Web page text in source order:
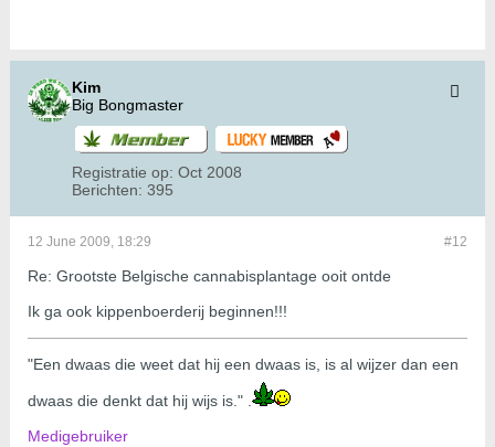
Kim
Big Bongmaster
Registratie op: Oct 2008
Berichten: 395
#12
12 June 2009, 18:29
Re: Grootste Belgische cannabisplantage ooit ontde
Ik ga ook kippenboerderij beginnen!!!
"Een dwaas die weet dat hij een dwaas is, is al wijzer dan een
dwaas die denkt dat hij wijs is." .
Medigebruiker